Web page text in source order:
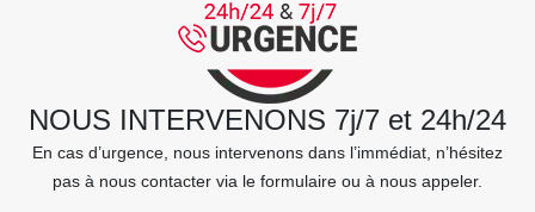
NOUS INTERVENONS 7j/7 et 24h/24
En cas d’urgence, nous intervenons dans l’immédiat, n’hésitez
pas à nous contacter via le formulaire ou à nous appeler.